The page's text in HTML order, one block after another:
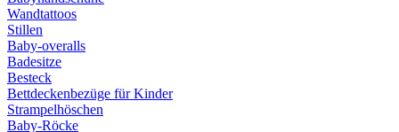
Wandtattoos
Stillen
Baby-overalls
Badesitze
Besteck
Bettdeckenbezüge für Kinder
Strampelhöschen
Baby-Röcke